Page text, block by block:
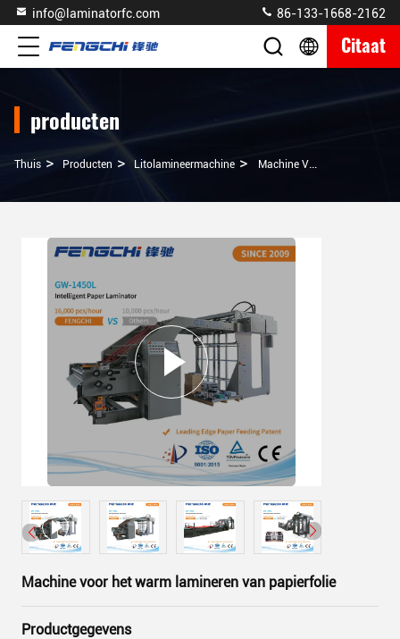
info@laminatorfc.com 86-133-1668-2162
Citaat
producten
Thuis > Producten > Litolamineermachine > Machine Voor Het Warm Lamineren Van Papierfolie
Machine voor het warm lamineren van papierfolie
Productgegevens